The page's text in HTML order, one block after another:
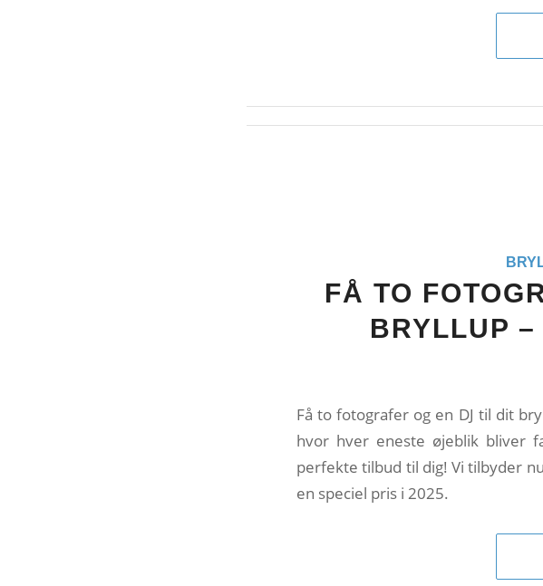
FÅ TO
BRYLLUP
Få to fotografer og en DJ til dit
hvor hver eneste øjeblik bliver
perfekte tilbud til dig! Vi tilbyder
en speciel pris i 2025.